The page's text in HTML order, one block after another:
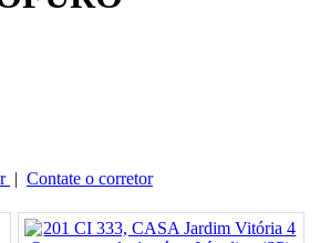
| Contate o corretor